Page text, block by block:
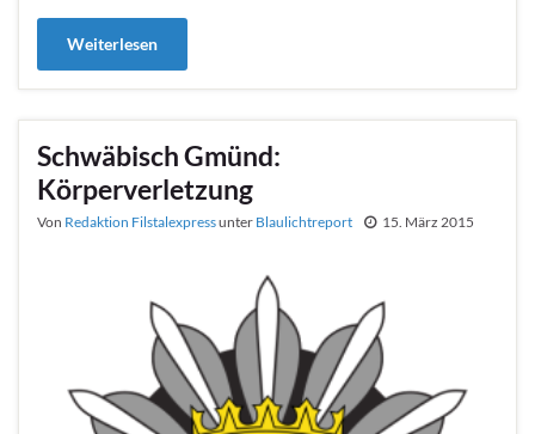
Weiterlesen
Schwäbisch Gmünd:
Körperverletzung
Von Redaktion Filstalexpressunter Blaulichtreport 15. März 2015